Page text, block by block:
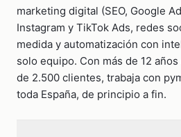
marketing digital (SEO, Google
Instagram y TikTok Ads, redes
medida y automatización con
solo equipo. Con más de 12
de 2.500 clientes, trabaja con
toda España, de principio a fin.